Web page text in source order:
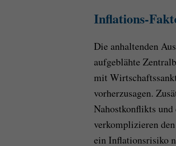
Inflations-
Die anhaltenden
aufgeblähte
mit
vorherzusagen.
Nahostkonflikts und
verkomplizieren
ein Inflationsrisiko